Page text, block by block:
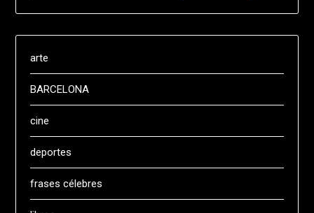
arte
BARCELONA
cine
deportes
frases célebres